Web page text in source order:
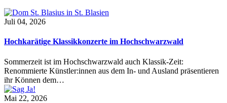
Juli 04, 2026
Hochkarätige Klassikkonzerte im Hochschwarzwald
Sommerzeit ist im Hochschwarzwald auch Klassik-Zeit:
Renommierte Künstler:innen aus dem In- und Ausland präsentieren
ihr Können dem…
Mai 22, 2026